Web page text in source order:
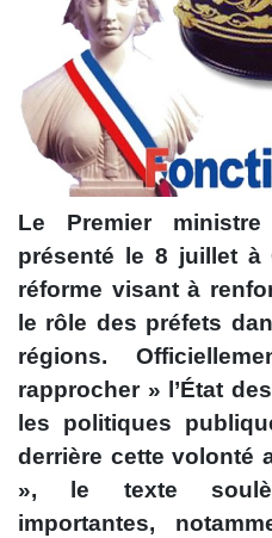
Le Premier
présenté le 8 juillet à
réforme visant à
le rôle des préfets
régions.
rapprocher » l’État
les politiques
derrière cette volonté
», le texte
importantes,